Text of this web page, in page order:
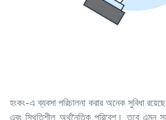
হংকং-এ ব্যবসা পরিচালনা করার অনেক সুবিধা
এবং স্থিতিশীল অর্থনৈতিক পরিবেশ। তবে এমন